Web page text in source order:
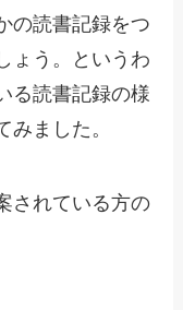
の読書記録をつ
ょう。というわ
る読書記録の様
ました。
されている方の